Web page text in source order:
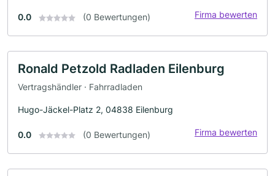
0.0 (0 Bewertungen) Firma bewerten
Ronald Petzold Radladen Eilenburg
Vertragshändler · Fahrradladen
Hugo-Jäckel-Platz 2, 04838 Eilenburg
0.0 (0 Bewertungen) Firma bewerten